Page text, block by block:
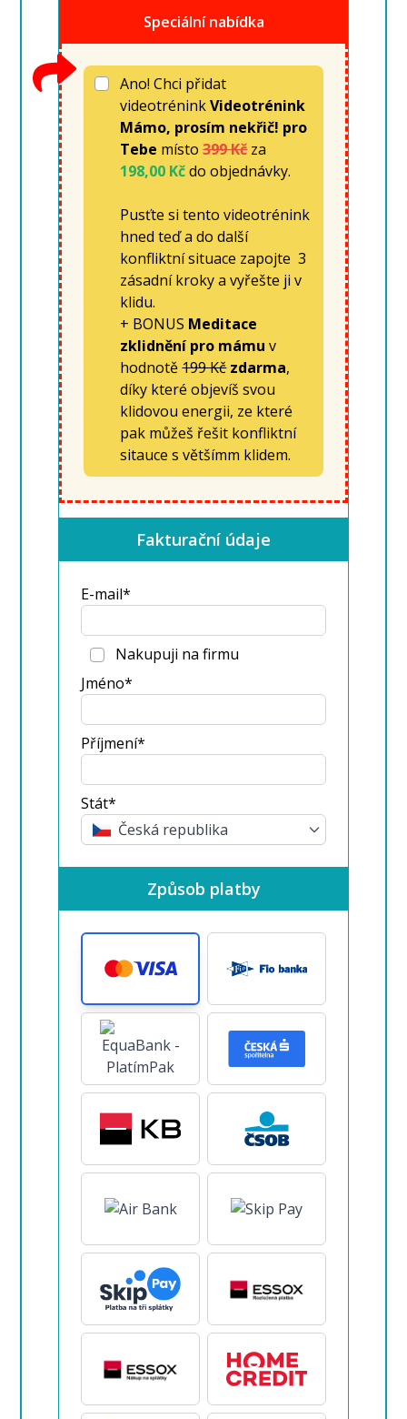
Speciální nabídka
Ano! Chci přidat
videotréninkVideotrénink
Mámo, prosím nekřič! pro
Tebe místo399 Kčza
198,00 Kčdo objednávky.
Pusťte si tento videotrénink
hned teď a do další
konfliktní situace zapojte 3
zásadní kroky a vyřešte ji v
klidu.
+ BONUS Meditace
zklidnění pro mámuv
hodnotě199 Kčzdarma,
díky které objevíš svou
klidovou energii, ze které
pak můžeš řešit konfliktní
sitauce s většímm klidem.
Fakturační údaje
E-mail*
Nakupuji na firmu
Jméno*
Příjmení*
Stát*
Česká republika
Způsob platby